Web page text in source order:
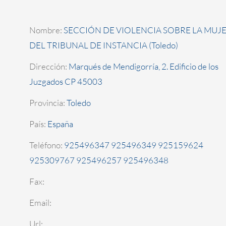
Nombre: SECCIÓN DE VIOLENCIA SOBRE LA
DEL TRIBUNAL DE INSTANCIA (Toledo)
Dirección: Marqués de Mendigorría, 2. Edificio de los
Juzgados CP 45003
Provincia:Toledo
País: España
Teléfono: 925496347 925496349 925159624
925309767 925496257 925496348
Fax:
Email:
Url: